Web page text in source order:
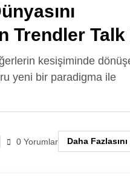
Trendler Talk
Veren
Serisinde!
kesişiminde
yeni bir paradigma ile
0 Yorumlar Daha